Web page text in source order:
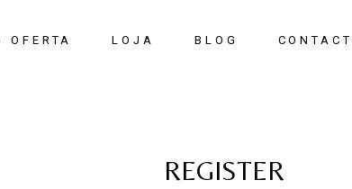
OFERTA LOJA BLOG
REGISTER